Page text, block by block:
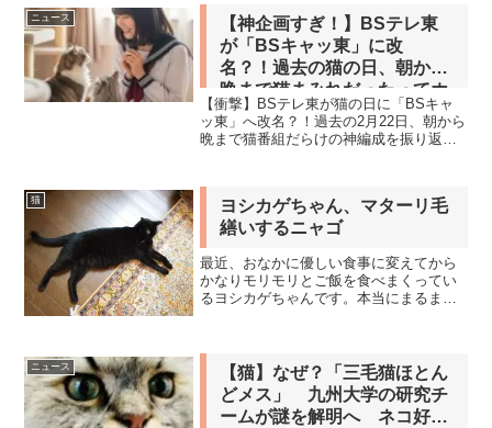
じゃらしにエキサイト！
pic.twitter.com/WgF...
ニュース
【神企画すぎ！】BSテレ東
が「BSキャッ東」に改
名？！過去の猫の日、朝から
晩まで猫まみれだったってホ
ント？テレ東さん、最高だニ
ャ！
【衝撃】BSテレ東が猫の日に「BSキャ
ッ東」へ改名？！過去の2月22日、朝から
晩まで猫番組だらけの神編成を振り返
猫
ヨシカゲちゃん、マターリ毛
繕いするニャゴ
最近、おなかに優しい食事に変えてから
かなりモリモリとご飯を食べまくってい
るヨシカゲちゃんです。本当にまるまる
非常にあるので、本当は身体には堪えて
る感じかもしれません。
ニュース
【猫】なぜ？「三毛猫ほとん
どメス」 九州大学の研究チ
ームが謎を解明へ ネコ好き